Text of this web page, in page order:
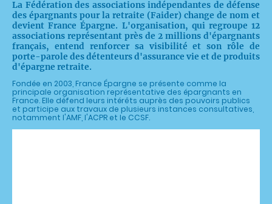
La Fédération des associations indépendantes de défense
des épargnants pour la retraite (Faider) change de nom et
devient France Épargne. L'organisation, qui regroupe 12
associations représentant près de 2 millions d'épargnants
français, entend renforcer sa visibilité et son rôle de
porte-parole des détenteurs d'assurance vie et de produits
d'épargne retraite.
Fondée en 2003, France Épargne se présente comme la
principale organisation représentative des épargnants en
France. Elle défend leurs intérêts auprès des pouvoirs publics
et participe aux travaux de plusieurs instances consultatives,
notamment l'AMF, l'ACPR et le CCSF.